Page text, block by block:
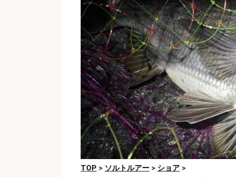
TOP > ソルトルアー > ショア >